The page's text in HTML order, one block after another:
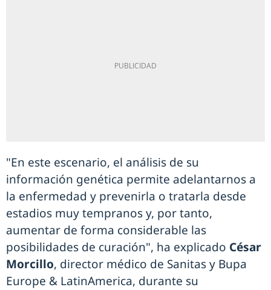
"En este escenario, el análisis de su
información genética permite adelantarnos a
la enfermedad y prevenirla o tratarla desde
estadios muy tempranos y, por tanto,
aumentar de forma considerable las
posibilidades de curación", ha explicado César
Morcillo, director médico de Sanitas y Bupa
Europe & LatinAmerica, durante su